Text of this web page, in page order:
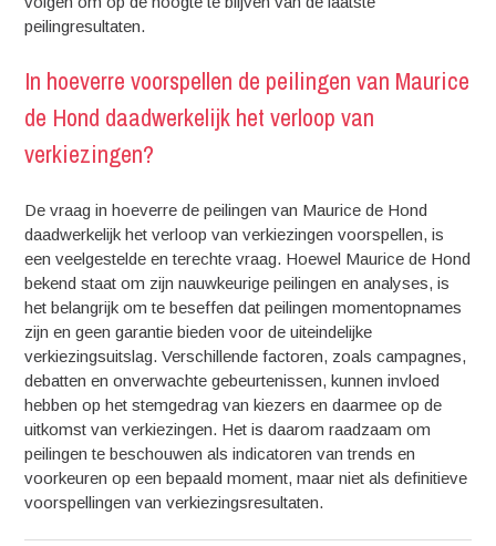
peilingresultaten.
In hoeverre voorspellen de peilingen van Maurice
de Hond daadwerkelijk het verloop van
verkiezingen?
De vraag in hoeverre de peilingen van Maurice de Hond
daadwerkelijk het verloop van verkiezingen voorspellen, is
een veelgestelde en terechte vraag. Hoewel Maurice de Hond
bekend staat om zijn nauwkeurige peilingen en analyses, is
het belangrijk om te beseffen dat peilingen momentopnames
zijn en geen garantie bieden voor de uiteindelijke
verkiezingsuitslag. Verschillende factoren, zoals campagnes,
debatten en onverwachte gebeurtenissen, kunnen invloed
hebben op het stemgedrag van kiezers en daarmee op de
uitkomst van verkiezingen. Het is daarom raadzaam om
peilingen te beschouwen als indicatoren van trends en
voorkeuren op een bepaald moment, maar niet als definitieve
voorspellingen van verkiezingsresultaten.